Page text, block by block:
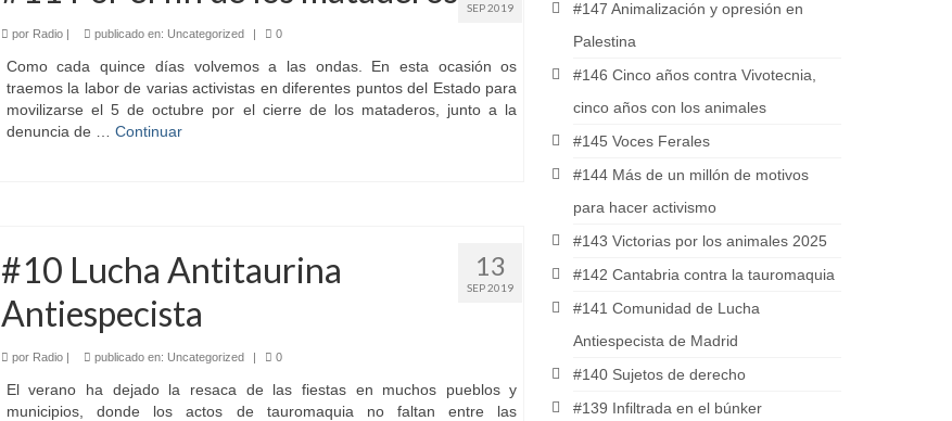
SEP 2019
por Radio| publicado en: Uncategorized | 0
Como cada quince días volvemos a las ondas. En esta ocasión os
traemos la labor de varias activistas en diferentes puntos del Estado para
movilizarse el 5 de octubre por el cierre de los mataderos, junto a la
denuncia de … Continuar
13
SEP 2019
#10 Lucha Antitaurina
Antiespecista
por Radio| publicado en: Uncategorized | 0
El verano ha dejado la resaca de las fiestas en muchos pueblos y
municipios, donde los actos de tauromaquia no faltan entre las
#147 Animalización y opresión en
Palestina
#146 Cinco años contra Vivotecnia,
cinco años con los animales
#145 Voces Ferales
#144 Más de un millón de motivos
para hacer activismo
#143 Victorias por los animales 2025
#142 Cantabria contra la tauromaquia
#141 Comunidad de Lucha
Antiespecista de Madrid
#140 Sujetos de derecho
#139 Infiltrada en el búnker